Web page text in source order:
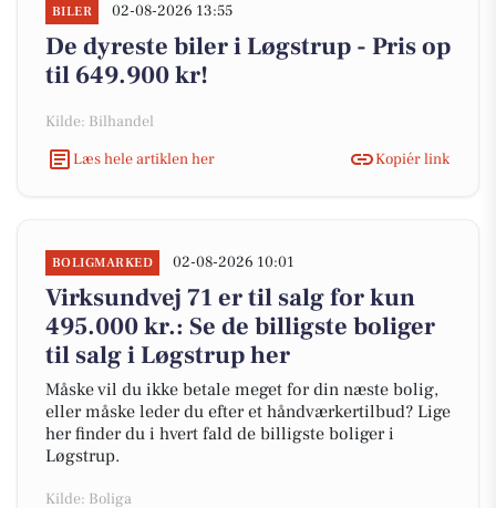
BILER 02-08-2026 13:55
De dyreste biler i Løgstrup - Pris op
til 649.900 kr!
Kilde: Bilhandel
Læs hele artiklen her
Kopiér link
BOLIGMARKED 02-08-2026 10:01
Virksundvej 71 er til salg for kun
495.000 kr.: Se de billigste boliger
til salg i Løgstrup her
Måske vil du ikke betale meget for din næste bolig,
eller måske leder du efter et håndværkertilbud? Lige
her finder du i hvert fald de billigste boliger i
Løgstrup.
Kilde: Boliga